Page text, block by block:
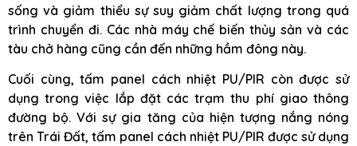
sống và giảm thiểu sự suy giảm chất lượng trong quá
trình chuyển đi. Các nhà máy chế biến thủy sản và các
tàu chở hàng cũng cần đến những hầm đông này.
Cuối cùng, tấm panel cách nhiệt PU/PIR còn được sử
dụng trong việc lắp đặt các trạm thu phí giao thông
đường bộ. Với sự gia tăng của hiện tượng nắng nóng
trên Trái Đất, tấm panel cách nhiệt PU/PIR được sử dụng